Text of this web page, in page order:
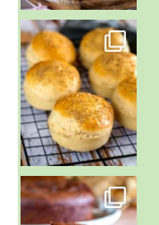
~ BUNS MAISON ~
Un peu de boulange par ici au
~ GÂTEAU FONDANT CHOCO NOISETTE ~
C'est lundi